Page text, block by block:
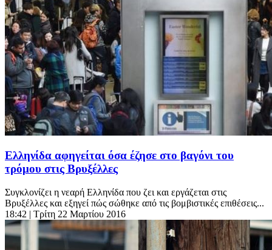
Ελληνίδα αφηγείται όσα έζησε στο βαγόνι του
τρόμου στις Βρυξέλλες
Συγκλονίζει η νεαρή Ελληνίδα που ζει και εργάζεται στις
Βρυξέλλες και εξηγεί πώς σώθηκε από τις βομβιστικές επιθέσεις...
18:42 | Τρίτη 22 Μαρτίου 2016